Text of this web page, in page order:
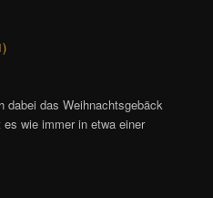
dabei das Weihnachtsgebäck
wie immer in etwa einer